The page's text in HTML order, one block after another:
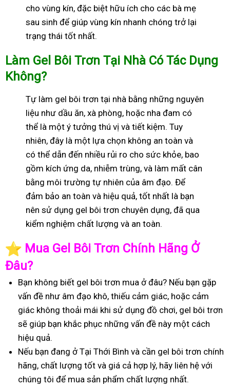
cho vùng kín, đặc biệt hữu ích cho các bà mẹ
sau sinh để giúp vùng kín nhanh chóng trở lại
trạng thái tốt nhất.
Làm Gel Bôi Trơn Tại Nhà Có Tác Dụng
Không?
Tự làm gel bôi trơn tại nhà bằng những nguyên
liệu như dầu ăn, xà phòng, hoặc nha đam có
thể là một ý tưởng thú vị và tiết kiệm. Tuy
nhiên, đây là một lựa chọn không an toàn và
có thể dẫn đến nhiều rủi ro cho sức khỏe, bao
gồm kích ứng da, nhiễm trùng, và làm mất cân
bằng môi trường tự nhiên của âm đạo. Để
đảm bảo an toàn và hiệu quả, tốt nhất là bạn
nên sử dụng gel bôi trơn chuyên dụng, đã qua
kiểm nghiệm chất lượng và an toàn.
Mua Gel Bôi Trơn Chính Hãng Ở
Đâu?
Bạn không biết gel bôi trơn mua ở đâu? Nếu bạn gặp
vấn đề như âm đạo khô, thiếu cảm giác, hoặc cảm
giác không thoải mái khi sử dụng đồ chơi, gel bôi trơn
sẽ giúp bạn khắc phục những vấn đề này một cách
hiệu quả.
Nếu bạn đang ở Tại Thới Bình và cần gel bôi trơn chính
hãng, chất lượng tốt và giá cả hợp lý, hãy liên hệ với
chúng tôi để mua sản phẩm chất lượng nhất.